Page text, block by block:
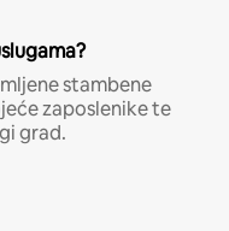
stambene
zaposlenike te
grad.